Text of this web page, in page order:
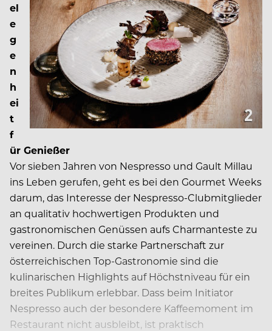
el
e
g
e
n
h
ei
t
f
ür Genießer
Vor sieben Jahren von Nespresso und Gault Millau
ins Leben gerufen, geht es bei den Gourmet Weeks
darum, das Interesse der Nespresso-Clubmitglieder
an qualitativ hochwertigen Produkten und
gastronomischen Genüssen aufs Charmanteste zu
vereinen. Durch die starke Partnerschaft zur
österreichischen Top-Gastronomie sind die
kulinarischen Highlights auf Höchstniveau für ein
breites Publikum erlebbar. Dass beim Initiator
Nespresso auch der besondere Kaffeemoment im
Restaurant nicht ausbleibt, ist praktisch